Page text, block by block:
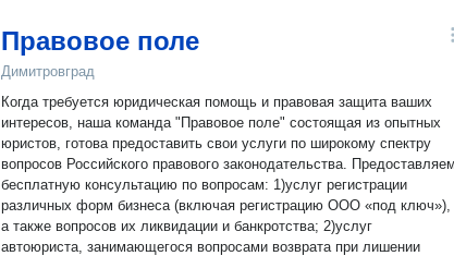
Правовое поле
Димитровград
Когда требуется юридическая помощь и правовая защита ваших
интересов, наша команда "Правовое поле" состоящая из опытных
юристов, готова предоставить свои услуги по широкому спектру
вопросов Российского правового законодательства. Предоставляем
бесплатную консультацию по вопросам: 1)услуг регистрации
различных форм бизнеса (включая регистрацию ООО «под ключ»),
а также вопросов их ликвидации и банкротства; 2)услуг
автоюриста, занимающегося вопросами возврата при лишении